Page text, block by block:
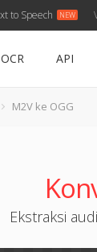
to Speech
OCR API
M2V ke OGG
Ekstraksi